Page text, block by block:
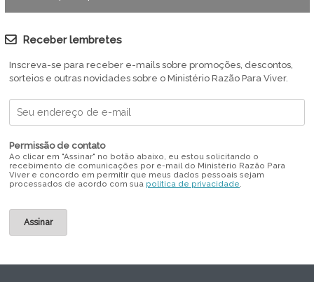
Receber lembretes
Inscreva-se para receber e-mails sobre promoções, descontos,
sorteios e outras novidades sobre o Ministério Razão Para Viver.
Permissão de contato
Ao clicar em "Assinar" no botão abaixo, eu estou solicitando o
recebimento de comunicações por e-mail do Ministério Razão Para
Viver e concordo em permitir que meus dados pessoais sejam
processados de acordo com sua política de privacidade.